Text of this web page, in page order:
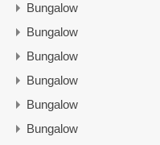
Bungalow
Bungalow
Bungalow
Bungalow
Bungalow
Bungalow